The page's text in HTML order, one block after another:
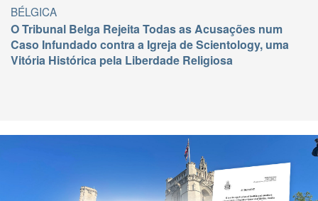
BÉLGICA
O Tribunal Belga Rejeita Todas as Acusações num
Caso Infundado contra a Igreja de Scientology, uma
Vitória Histórica pela Liberdade Religiosa